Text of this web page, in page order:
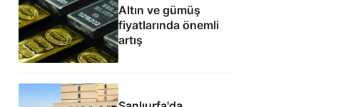
Altın ve gümüş
fiyatlarında önemli
artış